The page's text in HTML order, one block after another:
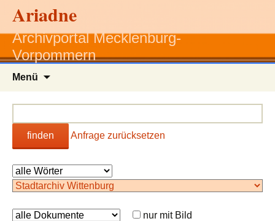
Ariadne
Archivportal Mecklenburg-
Vorpommern
Menü
finden Anfrage zurücksetzen
nur mit Bild